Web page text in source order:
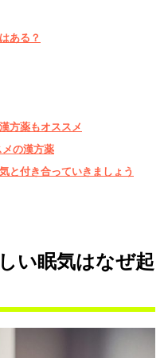
ある？
方薬もオススメ
の漢方薬
と付き合っていきましょう
い眠気はなぜ起